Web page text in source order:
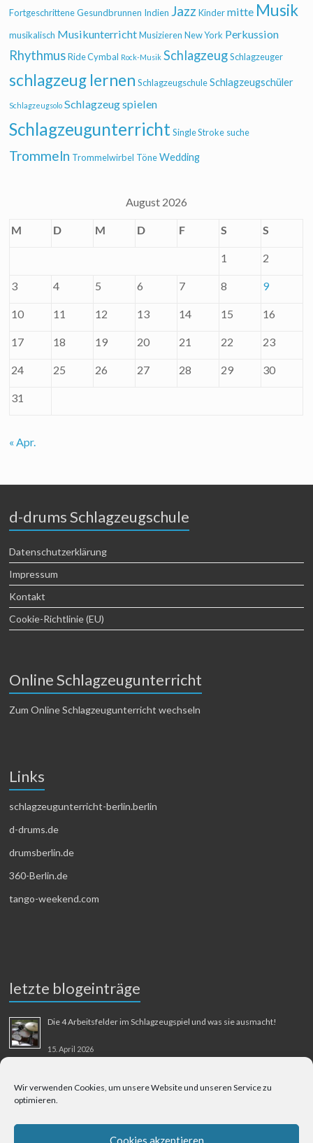
Wir verwenden Cookies, um unsere Website und unseren Service zu
optimieren.
Cookies akzeptieren
Fortgeschrittene Gesundbrunnen Indien Jazz Kinder mitte Musik
musikalisch Musikunterricht Musizieren New York Perkussion
Rhythmus Ride Cymbal Rock-Musik Schlagzeug Schlagzeuger
schlagzeug lernen Schlagzeugschule Schlagzeugschüler
Schlagzeugsolo Schlagzeug spielen
Schlagzeugunterricht Single Stroke suche
Trommeln Trommelwirbel Töne Wedding
August 2026
M D M D F S S
1 2
3 4 5 6 7 8 9
10 11 12 13 14 15 16
17 18 19 20 21 22 23
24 25 26 27 28 29 30
31
« Apr.
d-drums Schlagzeugschule
Datenschutzerklärung
Impressum
Kontakt
Cookie-Richtlinie (EU)
Online Schlagzeugunterricht
Zum Online Schlagzeugunterricht wechseln
Links
schlagzeugunterricht-berlin.berlin
d-drums.de
drumsberlin.de
360-Berlin.de
tango-weekend.com
letzte blogeinträge
Die 4 Arbeitsfelder im Schlagzeugspiel und was sie ausmacht!
15. April 2026
31. August 2025
Berliner Flughafen Tegel – Berlin-Bangkok